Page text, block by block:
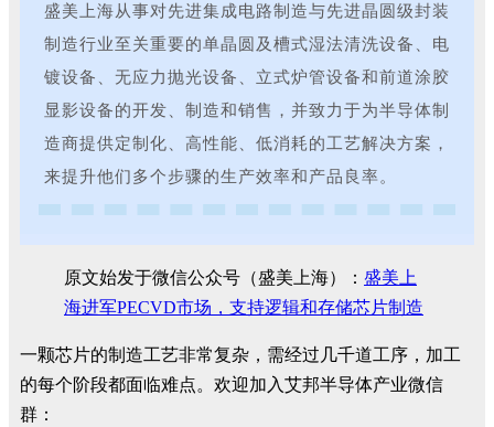
盛美上海从事对先进集成电路制造与先进晶圆级封装
制造行业至关重要的单晶圆及槽式湿法清洗设备、电
镀设备、无应力抛光设备、立式炉管设备和前道涂胶
显影设备的开发、制造和销售，并致力于为半导体制
造商提供定制化、高性能、低消耗的工艺解决方案，
来提升他们多个步骤的生产效率和产品良率。
原文始发于微信公众号（盛美上海）： 盛美上
海进军PECVD市场，支持逻辑和存储芯片制造
一颗芯片的制造工艺非常复杂，需经过几千道工序，加工
的每个阶段都面临难点。欢迎加入艾邦半导体产业微信
群：